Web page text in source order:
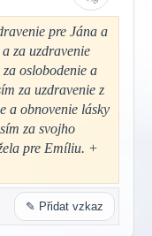
pre Jána a
za uzdravenie
oslobodenie a
za uzdravenie z
a obnovenie lásky
za svojho
pre Emíliu. +
✎ Přidat vzkaz